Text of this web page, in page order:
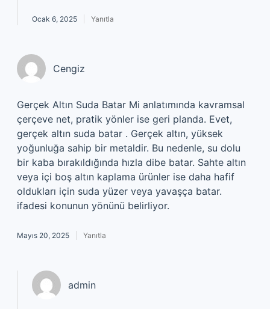
Ocak 6, 2025 Yanıtla
Cengiz
Gerçek Altın Suda Batar Mi anlatımında kavramsal
çerçeve net, pratik yönler ise geri planda. Evet,
gerçek altın suda batar . Gerçek altın, yüksek
yoğunluğa sahip bir metaldir. Bu nedenle, su dolu
bir kaba bırakıldığında hızla dibe batar. Sahte altın
veya içi boş altın kaplama ürünler ise daha hafif
oldukları için suda yüzer veya yavaşça batar.
ifadesi konunun yönünü belirliyor.
Mayıs 20, 2025 Yanıtla
admin